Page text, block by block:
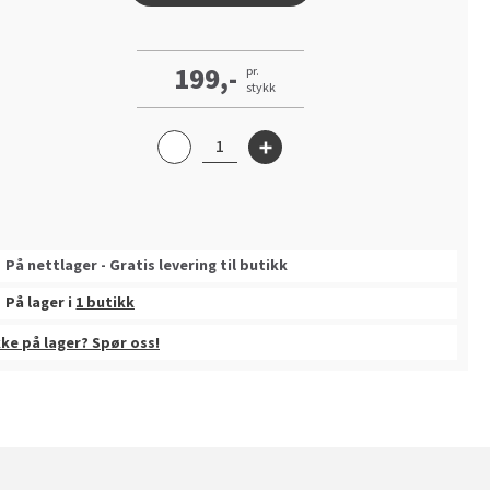
199,- pr.
stykk
På nettlager - Gratis levering til butikk
På lager i1 butikk
på lager? Spør oss!